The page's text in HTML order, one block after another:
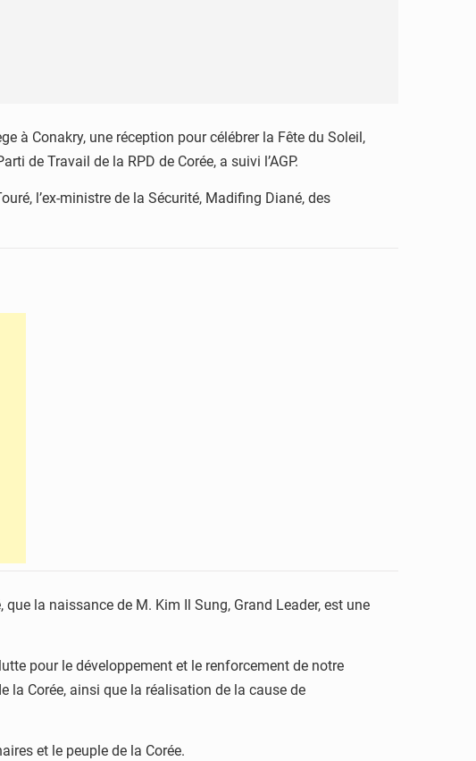
à Conakry, une réception pour célébrer la Fête du Soleil,
de Travail de la RPD de Corée, a suivi l’AGP.
l’ex-ministre de la Sécurité, Madifing Diané, des
que la naissance de M. Kim Il Sung, Grand Leader, est une
pour le développement et le renforcement de notre
la Corée, ainsi que la réalisation de la cause de
et le peuple de la Corée.